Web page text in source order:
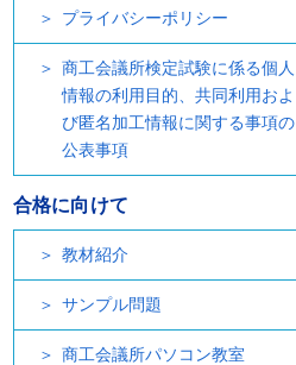
プライバシーポリシー
商工会議所検定試験に係る個人
情報の利用目的、共同利用およ
び匿名加工情報に関する事項の
公表事項
合格に向けて
教材紹介
サンプル問題
商工会議所パソコン教室